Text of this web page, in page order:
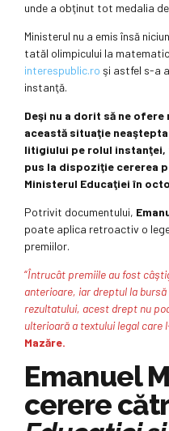
unde a obţinut tot medalia
Ministerul nu a emis însă
tatăl olimpicului la
interespublic.ro şi astfel s-a
instanţă.
Deşi nu a dorit să ne
această situaţie
litigiului pe rolul instanţei,
pus la dispoziţie cererea
Ministerul Educaţiei în
Potrivit documentului,
poate aplica retroactiv o
premiilor.
“Întrucât premiile au fost
anterioare, iar dreptul la
rezultatului, acest drept nu
ulterioară a textului legal care
Mazăre.
Emanuel
cerere